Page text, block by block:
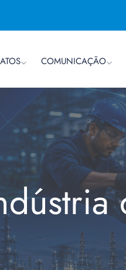
COMUNICAÇÃO